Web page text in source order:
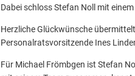
Dabei schloss Stefan Noll mit
Herzliche Glückwünsche
Personalratsvorsitzende Ines
Für Michael Frömbgen ist Stefan